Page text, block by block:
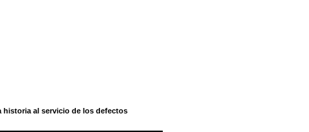
historia al servicio de los defectos